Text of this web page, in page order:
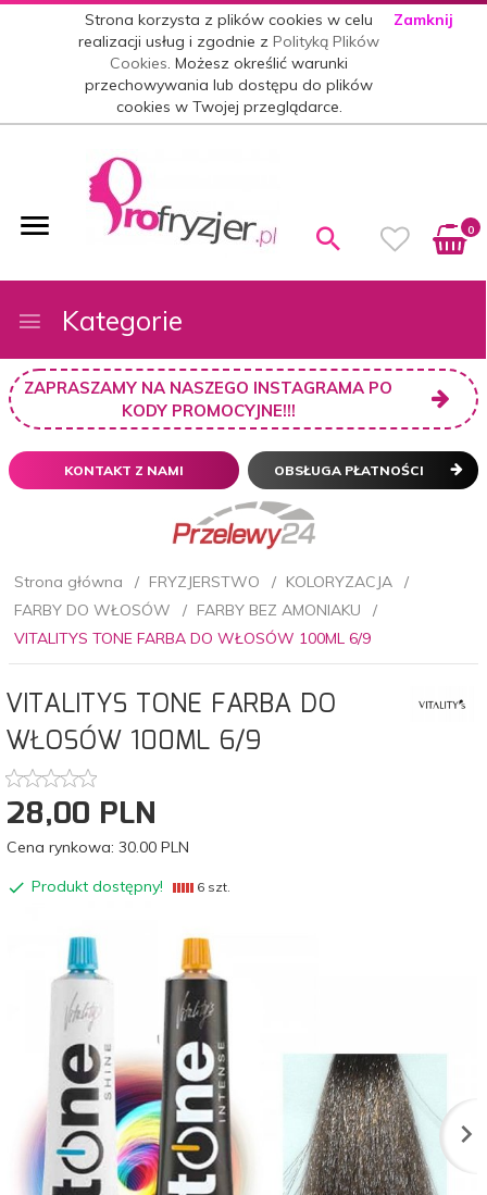
Strona korzysta z plików cookies w celu
realizacji usług i zgodnie zPolityką Plików
Cookies. Możesz określić warunki
przechowywania lub dostępu do plików
cookies w Twojej przeglądarce.
Zamknij
0
Kategorie
ZAPRASZAMY NA NASZEGO INSTAGRAMA PO
KODY PROMOCYJNE!!!
KONTAKT Z NAMI OBSŁUGA PŁATNOŚCI
Strona główna FRYZJERSTWO
KOLORYZACJA
FARBY DO WŁOSÓW
FARBY BEZ AMONIAKU
VITALITYS TONE FARBA DO WŁOSÓW 100ML 6/9
VITALITYS TONE FARBA DO
WŁOSÓW 100ML 6/9
28,00 PLN
Cena rynkowa: 30.00 PLN
Produkt dostępny! 6 szt.